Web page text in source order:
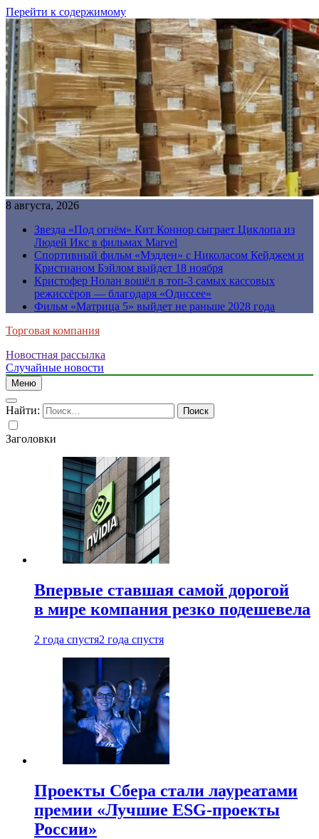
Перейти к содержимому
8 августа, 2026
Звезда «Под огнём» Кит Коннор сыграет Циклопа из
Людей Икс в фильмах Marvel
Спортивный фильм «Мэдден» с Николасом Кейджем и
Кристианом Бэйлом выйдет 18 ноября
Кристофер Нолан вошёл в топ-3 самых кассовых
режиссёров — благодаря «Одиссее»
Фильм «Матрица 5» выйдет не раньше 2028 года
Торговая компания
Новостная рассылка
Случайные новости
Меню
Найти:
Заголовки
Впервые ставшая самой дорогой
в мире компания резко подешевела
2 года спустя2 года спустя
Проекты Сбера стали лауреатами
премии «Лучшие ESG-проекты
России»